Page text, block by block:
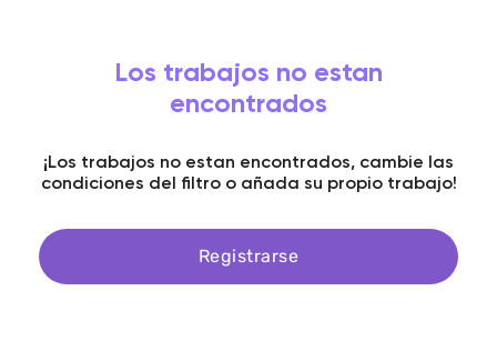
Los trabajos no estan
encontrados
¡Los trabajos no estan encontrados, cambie las
condiciones del filtro o añada su propio trabajo!
Registrarse